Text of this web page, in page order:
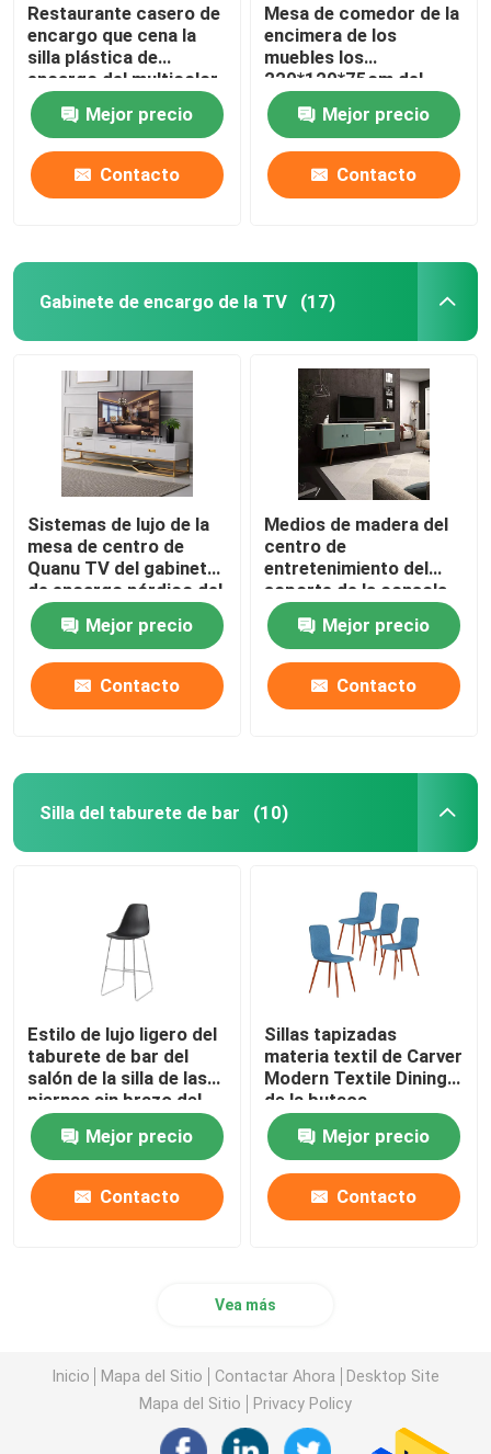
Restaurante casero de
encargo que cena la
silla plástica de
encargo del multicolor
moderno de la silla
Mejor precio
Contacto
Mesa de comedor de la
encimera de los
muebles los
220*120*75cm del
comedor del hogar del
OEM
Mejor precio
Contacto
Gabinete de encargo de la TV (17)
Sistemas de lujo de la
mesa de centro de
Quanu TV del gabinete
de encargo nórdico del
MDF
Mejor precio
Contacto
Medios de madera del
centro de
entretenimiento del
soporte de la consola
TV del gabinete de
encargo simple del
vintage TV
Mejor precio
Contacto
Silla del taburete de bar (10)
Estilo de lujo ligero del
taburete de bar del
salón de la silla de las
piernas sin brazo del
metal
Mejor precio
Contacto
Sillas tapizadas
materia textil de Carver
Modern Textile Dining
de la butaca
Mejor precio
Contacto
Vea más
Inicio Mapa del Sitio Contactar Ahora
Desktop Site
Mapa del Sitio
Privacy Policy